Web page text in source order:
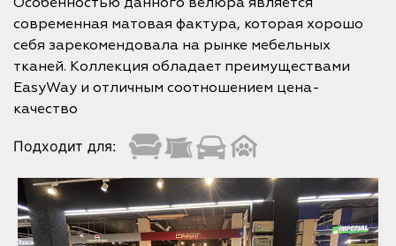
современная матовая фактура, которая хорошо
себя зарекомендовала на рынке мебельных
тканей. Коллекция обладает преимуществами
EasyWay и отличным соотношением цена-
качество
Подходит для: